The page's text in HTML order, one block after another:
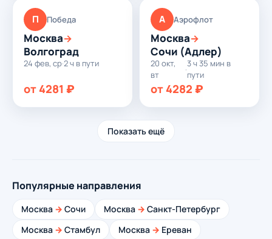
П Победа
Москва→
Волгоград
24 фев, ср·2 ч в пути
от 4281 ₽
А Аэрофлот
Москва→
Сочи (Адлер)
20 окт,
вт
·
3 ч 35 мин в
пути
от 4282 ₽
Показать ещё
Популярные направления
Москва → Сочи Москва → Санкт-Петербург
Москва → Стамбул Москва → Ереван